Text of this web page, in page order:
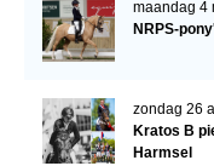
Veulen
Predicaten
Cornage
maandag 4
NRPS-
zondag 26
Kratos B
Harmsel